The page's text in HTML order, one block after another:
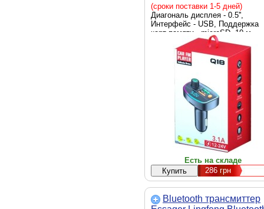
(сроки поставки 1-5 дней)
Диагональ дисплея - 0.5'',
Интерфейс - USB, Поддержка
карт памяти - microSD, 10 м,
Минимальный частотный
диапазон, МГц - 87.5,
Максимальный частотный
диапазон, МГц - 108,
кнопками на трансмиттере,
Воспроизводимые форматы -
MP3, WMA, WAV, Режимы
воспроизведения - Single,
Random, All, Дополнительные
характеристики - подсветка,
зарядка, Цвет - черный
Есть на складе
286грн
Bluetooth трансмиттер